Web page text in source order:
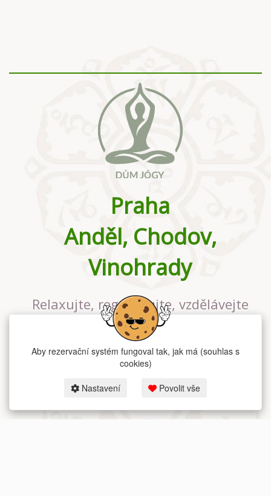
Praha
Anděl, Chodov,
Vinohrady
Relaxujte, regenerujte, vzdělávejte
se v největším jógovém studiu v
Praze
Aby rezervační systém fungoval tak, jak má (souhlas s
cookies)
Nastavení Povolit vše